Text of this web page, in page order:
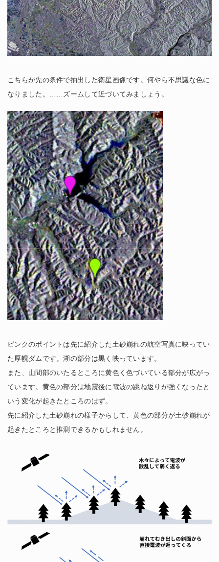
こちらが先の条件で抽出した衛星画像です。何やら不思議な色に
なりました。……ズームして近づいてみましょう。
ピンクのポイントは先に紹介した土砂崩れの航空写真に映ってい
た厚幌ダムです。湖の部分は黒く映っています。
また、山間部のいたるところに黄色く色づいている部分が広がっ
ています。黄色の部分は地震後に電波の跳ね返りが強くなったと
いう変化が起きたところのはず。
先に紹介した土砂崩れの様子からして、黄色の部分が土砂崩れが
起きたところと推測できるかもしれません。